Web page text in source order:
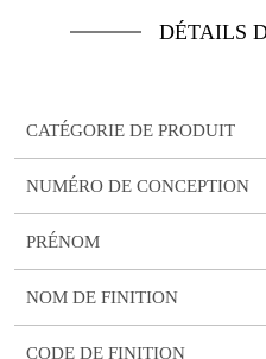
DÉTAILS
CATÉGORIE DE PRODUIT
NUMÉRO DE CONCEPTION
PRÉNOM
NOM DE FINITION
CODE DE FINITION